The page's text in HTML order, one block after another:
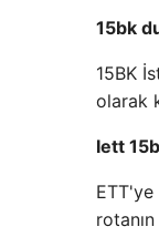
15bk
15BK
olarak
Iett
ETT'ye